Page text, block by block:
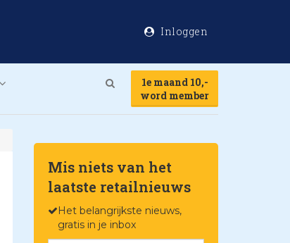
Inloggen
1e maand 10,-
word member
Mis niets van het
laatste retailnieuws
Het belangrijkste nieuws,
gratis in je inbox